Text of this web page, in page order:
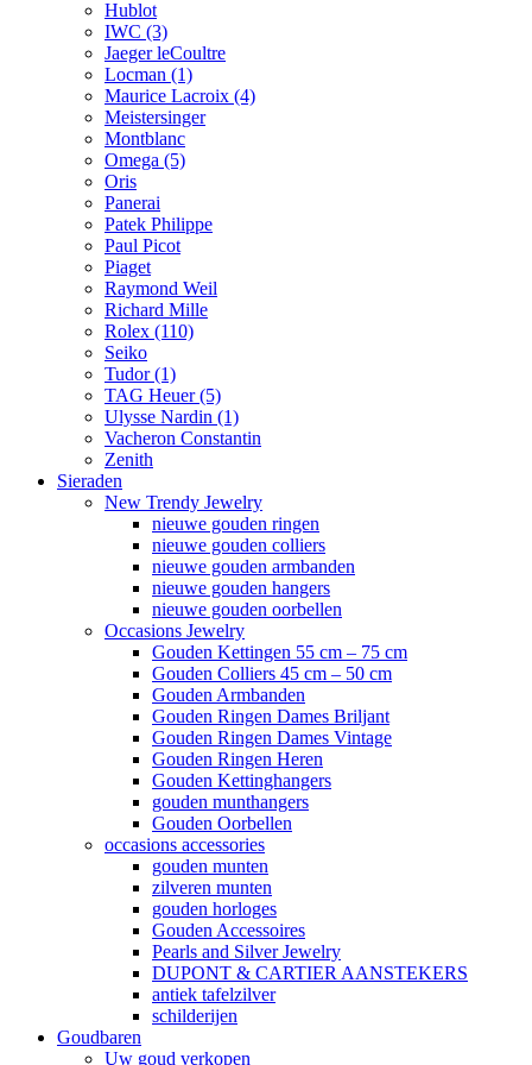
Hublot
IWC (3)
Jaeger leCoultre
Locman (1)
Maurice Lacroix (4)
Meistersinger
Montblanc
Omega (5)
Oris
Panerai
Patek Philippe
Paul Picot
Piaget
Raymond Weil
Richard Mille
Rolex (110)
Seiko
Tudor(1)
TAG Heuer(5)
Ulysse Nardin (1)
Vacheron Constantin
Zenith
Sieraden
New Trendy Jewelry
nieuwe gouden ringen
nieuwe gouden colliers
nieuwe gouden armbanden
nieuwe gouden hangers
nieuwe gouden oorbellen
Occasions Jewelry
Gouden Kettingen 55 cm – 75 cm
Gouden Colliers 45 cm – 50 cm
Gouden Armbanden
Gouden Ringen Dames Briljant
Gouden Ringen Dames Vintage
Gouden Ringen Heren
Gouden Kettinghangers
gouden munthangers
Gouden Oorbellen
occasions accessories
gouden munten
zilveren munten
gouden horloges
Gouden Accessoires
Pearls and Silver Jewelry
DUPONT & CARTIER AANSTEKERS
antiek tafelzilver
schilderijen
Goudbaren
Uw goud verkopen